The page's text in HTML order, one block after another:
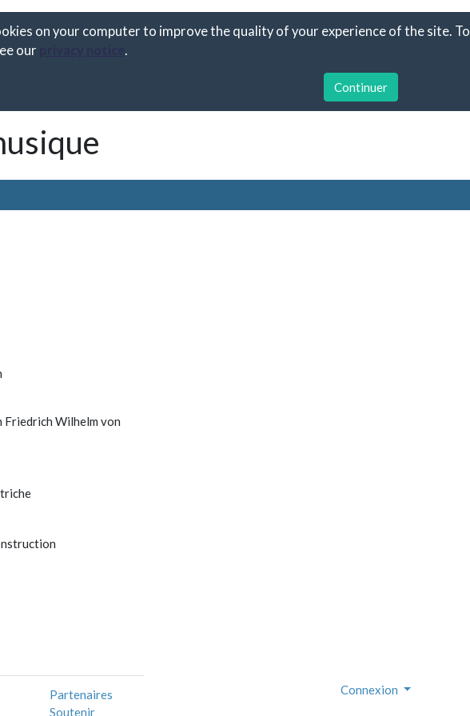
on your computer to improve the quality of your experience of the site. To
our
.
Friedrich Wilhelm von
Partenaires
Soutenir
Connexion